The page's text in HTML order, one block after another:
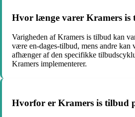
Hvor længe varer Kramers is
Varigheden af Kramers is tilbud kan
være en-dages-tilbud, mens andre kan
afhænger af den specifikke
Kramers implementerer.
Hvorfor er Kramers is tilbud